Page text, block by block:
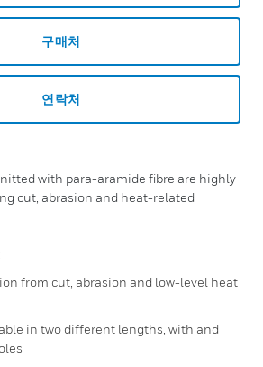
구매처
연락처
with para-aramide fibre are highly
cut, abrasion and heat-related
from cut, abrasion and low-level heat
in two different lengths, with and